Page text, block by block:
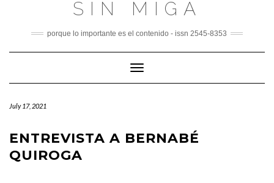
SIN MIGA
porque lo importante es el contenido - issn 2545-8353
Toggle
Navigation
July 17, 2021
ENTREVISTA A BERNABÉ
QUIROGA